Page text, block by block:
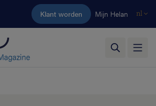
Ga naar de hoofdinhoud
Klant worden Mijn Helan nl